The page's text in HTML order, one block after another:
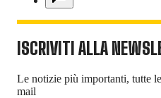
ISCRIVITI ALLA
Le notizie più importanti, tutte
mail